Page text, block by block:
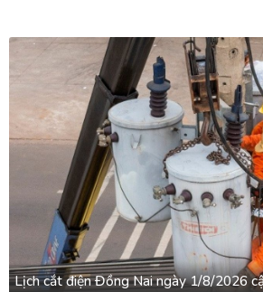
Lịch cắt điện Đồng Nai ngày 1/8/2026